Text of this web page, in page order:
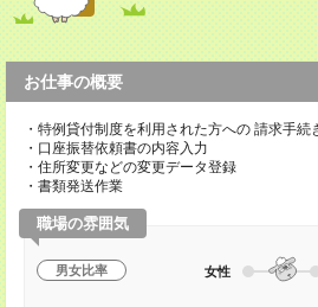
お仕事の概要
・特例貸付制度を利用された方への 請求手続
・口座振替依頼書の内容入力
・住所変更などの変更データ登録
・書類発送作業
職場の雰囲気
男女比率 女性